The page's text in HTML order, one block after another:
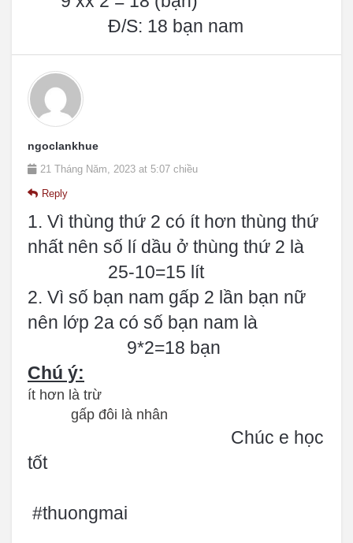
Đ/S: 18 bạn nam
ngoclankhue
21 Tháng Năm, 2023 at 5:07 chiều
Reply
1. Vì thùng thứ 2 có ít hơn thùng thứ
nhất nên số lí dầu ở thùng thứ 2 là
25-10=15 lít
2. Vì số bạn nam gấp 2 lần bạn nữ
nên lớp 2a có số bạn nam là
9*2=18 bạn
Chú ý:
ít hơn là trừ
gấp đôi là nhân
Chúc e học
tốt
#thuongmai